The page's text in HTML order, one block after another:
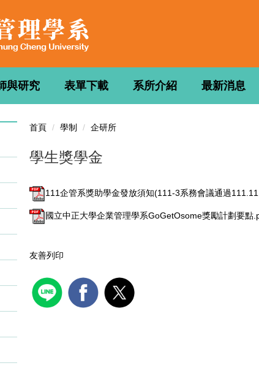
與研究 表單下載 系所介紹 最新消息
首頁 學制 企研所
學生獎學金
111企管系獎助學金發放須知(111-3系務會議通過
國立中正大學企業管理學系GoGetOsome獎勵計劃要點
友善列印